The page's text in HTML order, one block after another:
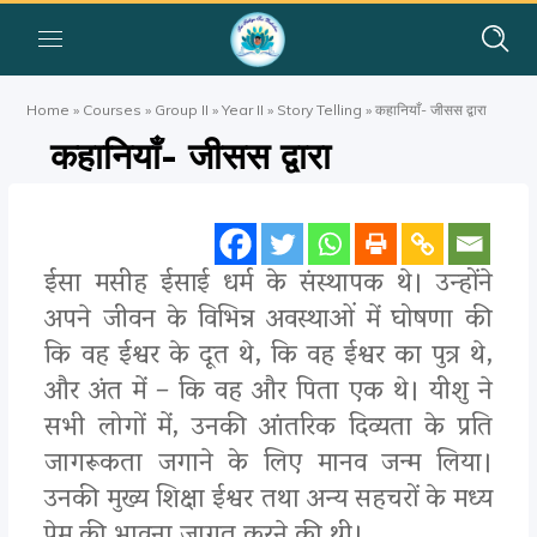
Home » Courses » Group II »Year II » Story Telling »कहानियाँ- जीसस द्वारा
कहानियाँ- जीसस द्वारा
ईसा मसीह ईसाई धर्म के संस्थापक थे। उन्होंने
अपने जीवन के विभिन्न अवस्थाओं में घोषणा की
कि वह ईश्वर के दूत थे, कि वह ईश्वर का पुत्र थे,
और अंत में – कि वह और पिता एक थे। यीशु ने
सभी लोगों में, उनकी आंतरिक दिव्यता के प्रति
जागरूकता जगाने के लिए मानव जन्म लिया।
उनकी मुख्य शिक्षा ईश्वर तथा अन्य सहचरों के मध्य